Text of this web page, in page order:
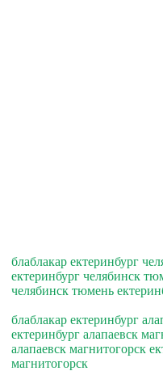
блаблакар ектеринбург
ектеринбург челябинск
челябинск тюмень
блаблакар ектеринбург
ектеринбург алапаевск
алапаевск магнитогорск
магнитогорск